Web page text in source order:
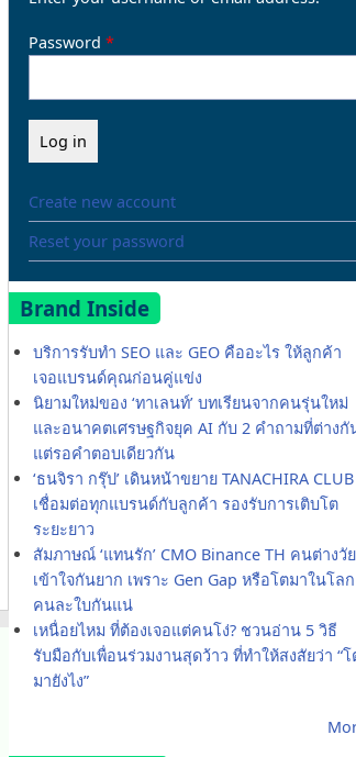
Password
Create new account
Reset your password
Brand Inside
บริการรับทำ SEO และ GEO คืออะไร ให้ลูกค้า
เจอแบรนด์คุณก่อนคู่แข่ง
นิยามใหม่ของ ‘ทาเลนท์’ บทเรียนจากคนรุ่นใหม่
และอนาคตเศรษฐกิจยุค AI กับ 2 คำถามที่ต่างกั
แต่รอคำตอบเดียวกัน
‘ธนจิรา กรุ๊ป’ เดินหน้าขยาย TANACHIRA CLUB
เชื่อมต่อทุกแบรนด์กับลูกค้า รองรับการเติบโต
ระยะยาว
สัมภาษณ์ ‘แทนรัก’ CMO Binance TH คนต่างวัย
เข้าใจกันยาก เพราะ Gen Gap หรือโตมาในโลก
คนละใบกันแน่
เหนื่อยไหม ที่ต้องเจอแต่คนโง่? ชวนอ่าน 5 วิธี
รับมือกับเพื่อนร่วมงานสุดว้าว ที่ทำให้สงสัยว่า “โ
มายังไง”